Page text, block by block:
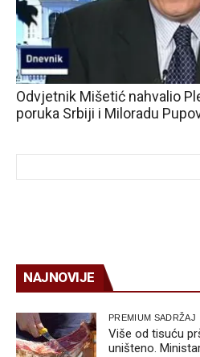
Odvjetnik Mišetić nahvalio
poruka Srbiji i Miloradu
NAJNOVIJE
PREMIUM SADRŽAJ
Više od tisuću
uništeno.